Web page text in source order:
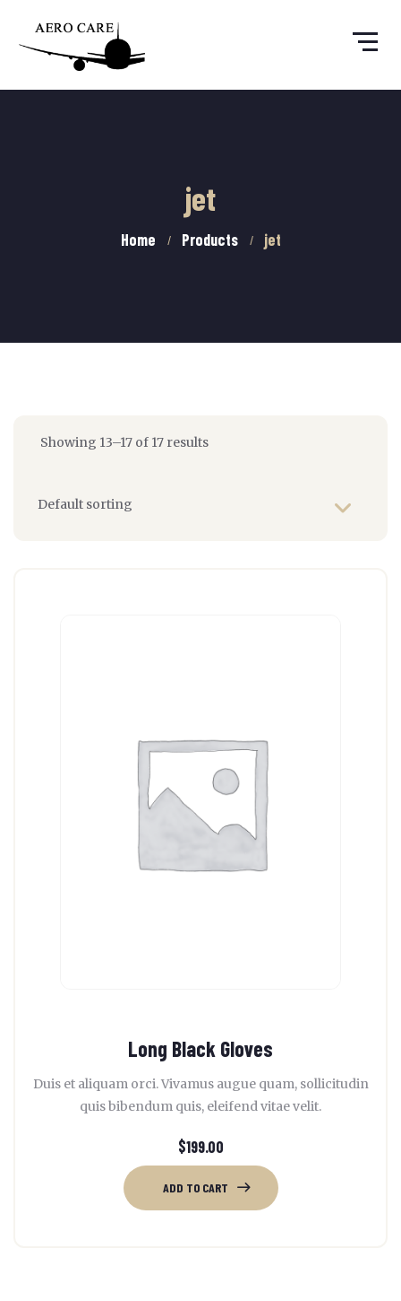
jet
Home Products jet
Showing 13–17 of 17 results
Long Black Gloves
Duis et aliquam orci. Vivamus augue quam, sollicitudin
quis bibendum quis, eleifend vitae velit.
$199.00
ADD TO CART